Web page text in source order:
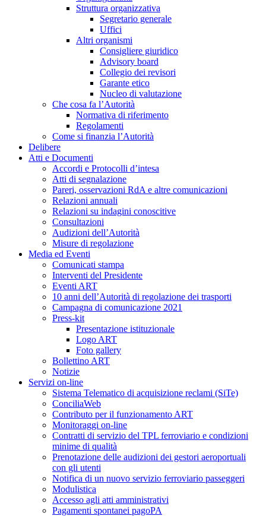
Struttura organizzativa
Segretario generale
Uffici
Altri organismi
Consigliere giuridico
Advisory board
Collegio dei revisori
Garante etico
Nucleo di valutazione
Che cosa fa l’Autorità
Normativa di riferimento
Regolamenti
Come si finanzia l’Autorità
Delibere
Atti e Documenti
Accordi e Protocolli d’intesa
Atti di segnalazione
Pareri, osservazioni RdA e altre comunicazioni
Relazioni annuali
Relazioni su indagini conoscitive
Consultazioni
Audizioni dell’Autorità
Misure di regolazione
Media ed Eventi
Comunicati stampa
Interventi del Presidente
Eventi ART
10 anni dell’Autorità di regolazione dei trasporti
Campagna di comunicazione 2021
Press-kit
Presentazione istituzionale
Logo ART
Foto gallery
Bollettino ART
Notizie
Servizi on-line
Sistema Telematico di acquisizione reclami (SiTe)
ConciliaWeb
Contributo per il funzionamento ART
Monitoraggi on-line
Contratti di servizio del TPL ferroviario e condizioni
minime di qualità
Prenotazione delle audizioni dei gestori aeroportuali
con gli utenti
Notifica di un nuovo servizio ferroviario passeggeri
Modulistica
Accesso agli atti amministrativi
Pagamenti spontanei pagoPA